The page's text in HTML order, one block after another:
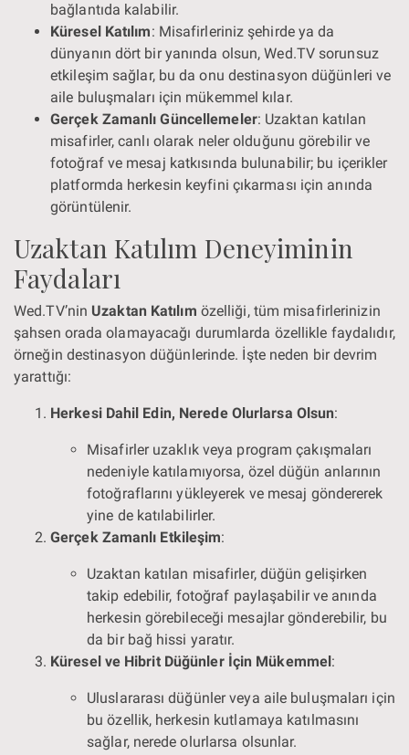
bağlantıda kalabilir.
Küresel Katılım: Misafirleriniz şehirde ya da
dünyanın dört bir yanında olsun, Wed.TV sorunsuz
etkileşim sağlar, bu da onu destinasyon düğünleri ve
aile buluşmaları için mükemmel kılar.
Gerçek Zamanlı Güncellemeler: Uzaktan katılan
misafirler, canlı olarak neler olduğunu görebilir ve
fotoğraf ve mesaj katkısında bulunabilir; bu içerikler
platformda herkesin keyfini çıkarması için anında
görüntülenir.
Uzaktan Katılım Deneyiminin
Faydaları
Wed.TV’nin Uzaktan Katılım özelliği, tüm misafirlerinizin
şahsen orada olamayacağı durumlarda özellikle faydalıdır,
örneğin destinasyon düğünlerinde. İşte neden bir devrim
yarattığı:
Herkesi Dahil Edin, Nerede Olurlarsa Olsun:
Misafirler uzaklık veya program çakışmaları
nedeniyle katılamıyorsa, özel düğün anlarının
fotoğraflarını yükleyerek ve mesaj göndererek
yine de katılabilirler.
Gerçek Zamanlı Etkileşim:
Uzaktan katılan misafirler, düğün gelişirken
takip edebilir, fotoğraf paylaşabilir ve anında
herkesin görebileceği mesajlar gönderebilir, bu
da bir bağ hissi yaratır.
Küresel ve Hibrit Düğünler İçin Mükemmel:
Uluslararası düğünler veya aile buluşmaları için
bu özellik, herkesin kutlamaya katılmasını
sağlar, nerede olurlarsa olsunlar.